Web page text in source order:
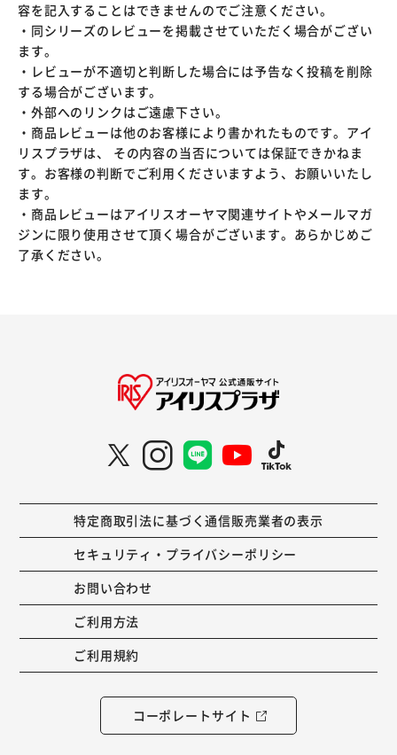
容を記入することはできませんのでご注意ください。
・同シリーズのレビューを掲載させていただく場合がござい
ます。
・レビューが不適切と判断した場合には予告なく投稿を削除
する場合がございます。
・外部へのリンクはご遠慮下さい。
・商品レビューは他のお客様により書かれたものです。アイ
リスプラザは、 その内容の当否については保証できかねま
す。お客様の判断でご利用くださいますよう、お願いいたし
ます。
・商品レビューはアイリスオーヤマ関連サイトやメールマガ
ジンに限り使用させて頂く場合がございます。あらかじめご
了承ください。
特定商取引法に基づく通信販売業者の表示
セキュリティ・プライバシーポリシー
お問い合わせ
ご利用方法
ご利用規約
コーポレートサイト